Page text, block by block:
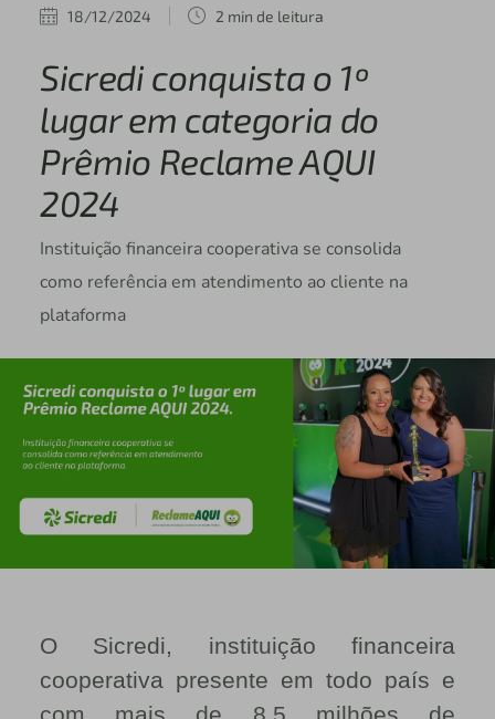
18/12/2024 2 min de leitura
Sicredi conquista o 1º
lugar em categoria do
Prêmio Reclame AQUI
2024
Instituição financeira cooperativa se consolida
como referência em atendimento ao cliente na
plataforma
O Sicredi, instituição financeira
cooperativa presente em todo país e